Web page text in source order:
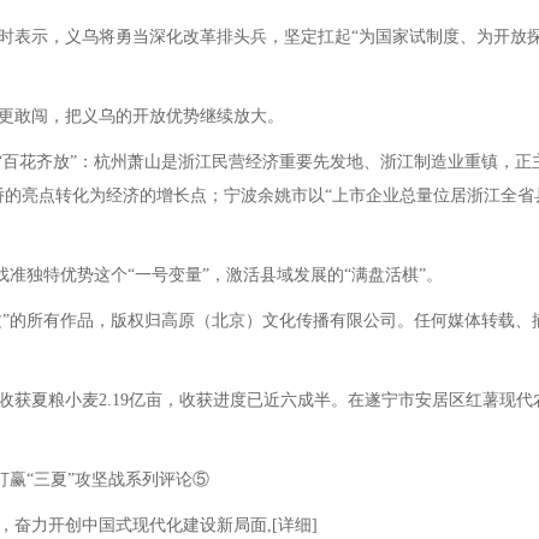
，义乌将勇当深化改革排头兵，坚定扛起“为国家试制度、为开放
闯，把义乌的开放优势继续放大。
齐放”：杭州萧山是浙江民营经济重要先发地、浙江制造业重镇，正
亮点转化为经济的增长点；宁波余姚市以“上市企业总量位居浙江全
特优势这个“一号变量”，激活县域发展的“满盘活棋”。
有作品，版权归高原（北京）文化传播有限公司。任何媒体转载、
粮小麦2.19亿亩，收获进度已近六成半。在遂宁市安居区红薯现代
“三夏”攻坚战系列评论⑤
力开创中国式现代化建设新局面,[详细]